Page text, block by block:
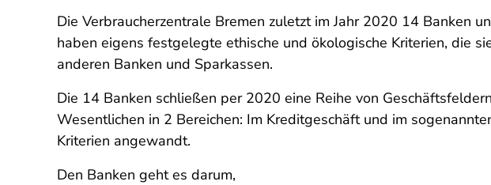
Die Verbraucherzentrale Bremen zuletzt im Jahr 2020 14 Banken
haben eigens festgelegte ethische und ökologische Kriterien, die
anderen Banken und Sparkassen.
Die 14 Banken schließen per 2020 eine Reihe von
Wesentlichen in 2 Bereichen: Im Kreditgeschäft und im
Kriterien angewandt.
Den Banken geht es darum,